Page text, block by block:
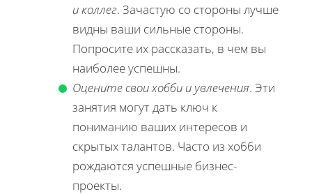
и коллег. Зачастую со стороны лучше
видны ваши сильные стороны.
Попросите их рассказать, в чем вы
наиболее успешны.
Оцените свои хобби и увлечения. Эти
занятия могут дать ключ к
пониманию ваших интересов и
скрытых талантов. Часто из хобби
рождаются успешные бизнес-
проекты.